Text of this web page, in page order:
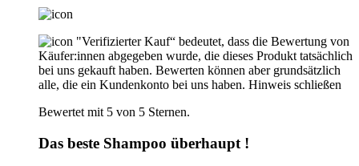
"Verifizierter Kauf“ bedeutet, dass die Bewertung von
Käufer:innen abgegeben wurde, die dieses Produkt tatsächlich
bei uns gekauft haben. Bewerten können aber grundsätzlich
alle, die ein Kundenkonto bei uns haben. Hinweis schließen
Bewertet mit 5 von 5 Sternen.
Das beste Shampoo überhaupt !